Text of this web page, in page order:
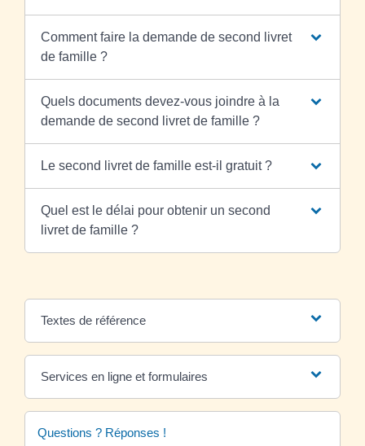
Comment faire la demande de second livret
de famille ?
Quels documents devez-vous joindre à la
demande de second livret de famille ?
Le second livret de famille est-il gratuit ?
Quel est le délai pour obtenir un second
livret de famille ?
Textes de référence
Services en ligne et formulaires
Questions ? Réponses !